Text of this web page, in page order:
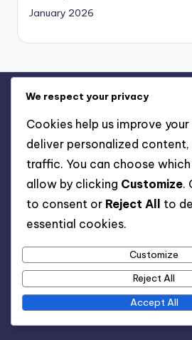
January 2026
Haku
We respect your privacy
Cookies help us improve
deliver personalized content,
traffic. You can choose
allow by clicking Customize.
to consent or Reject All
to
essential cookies.
Customize
Reject All
Accept All